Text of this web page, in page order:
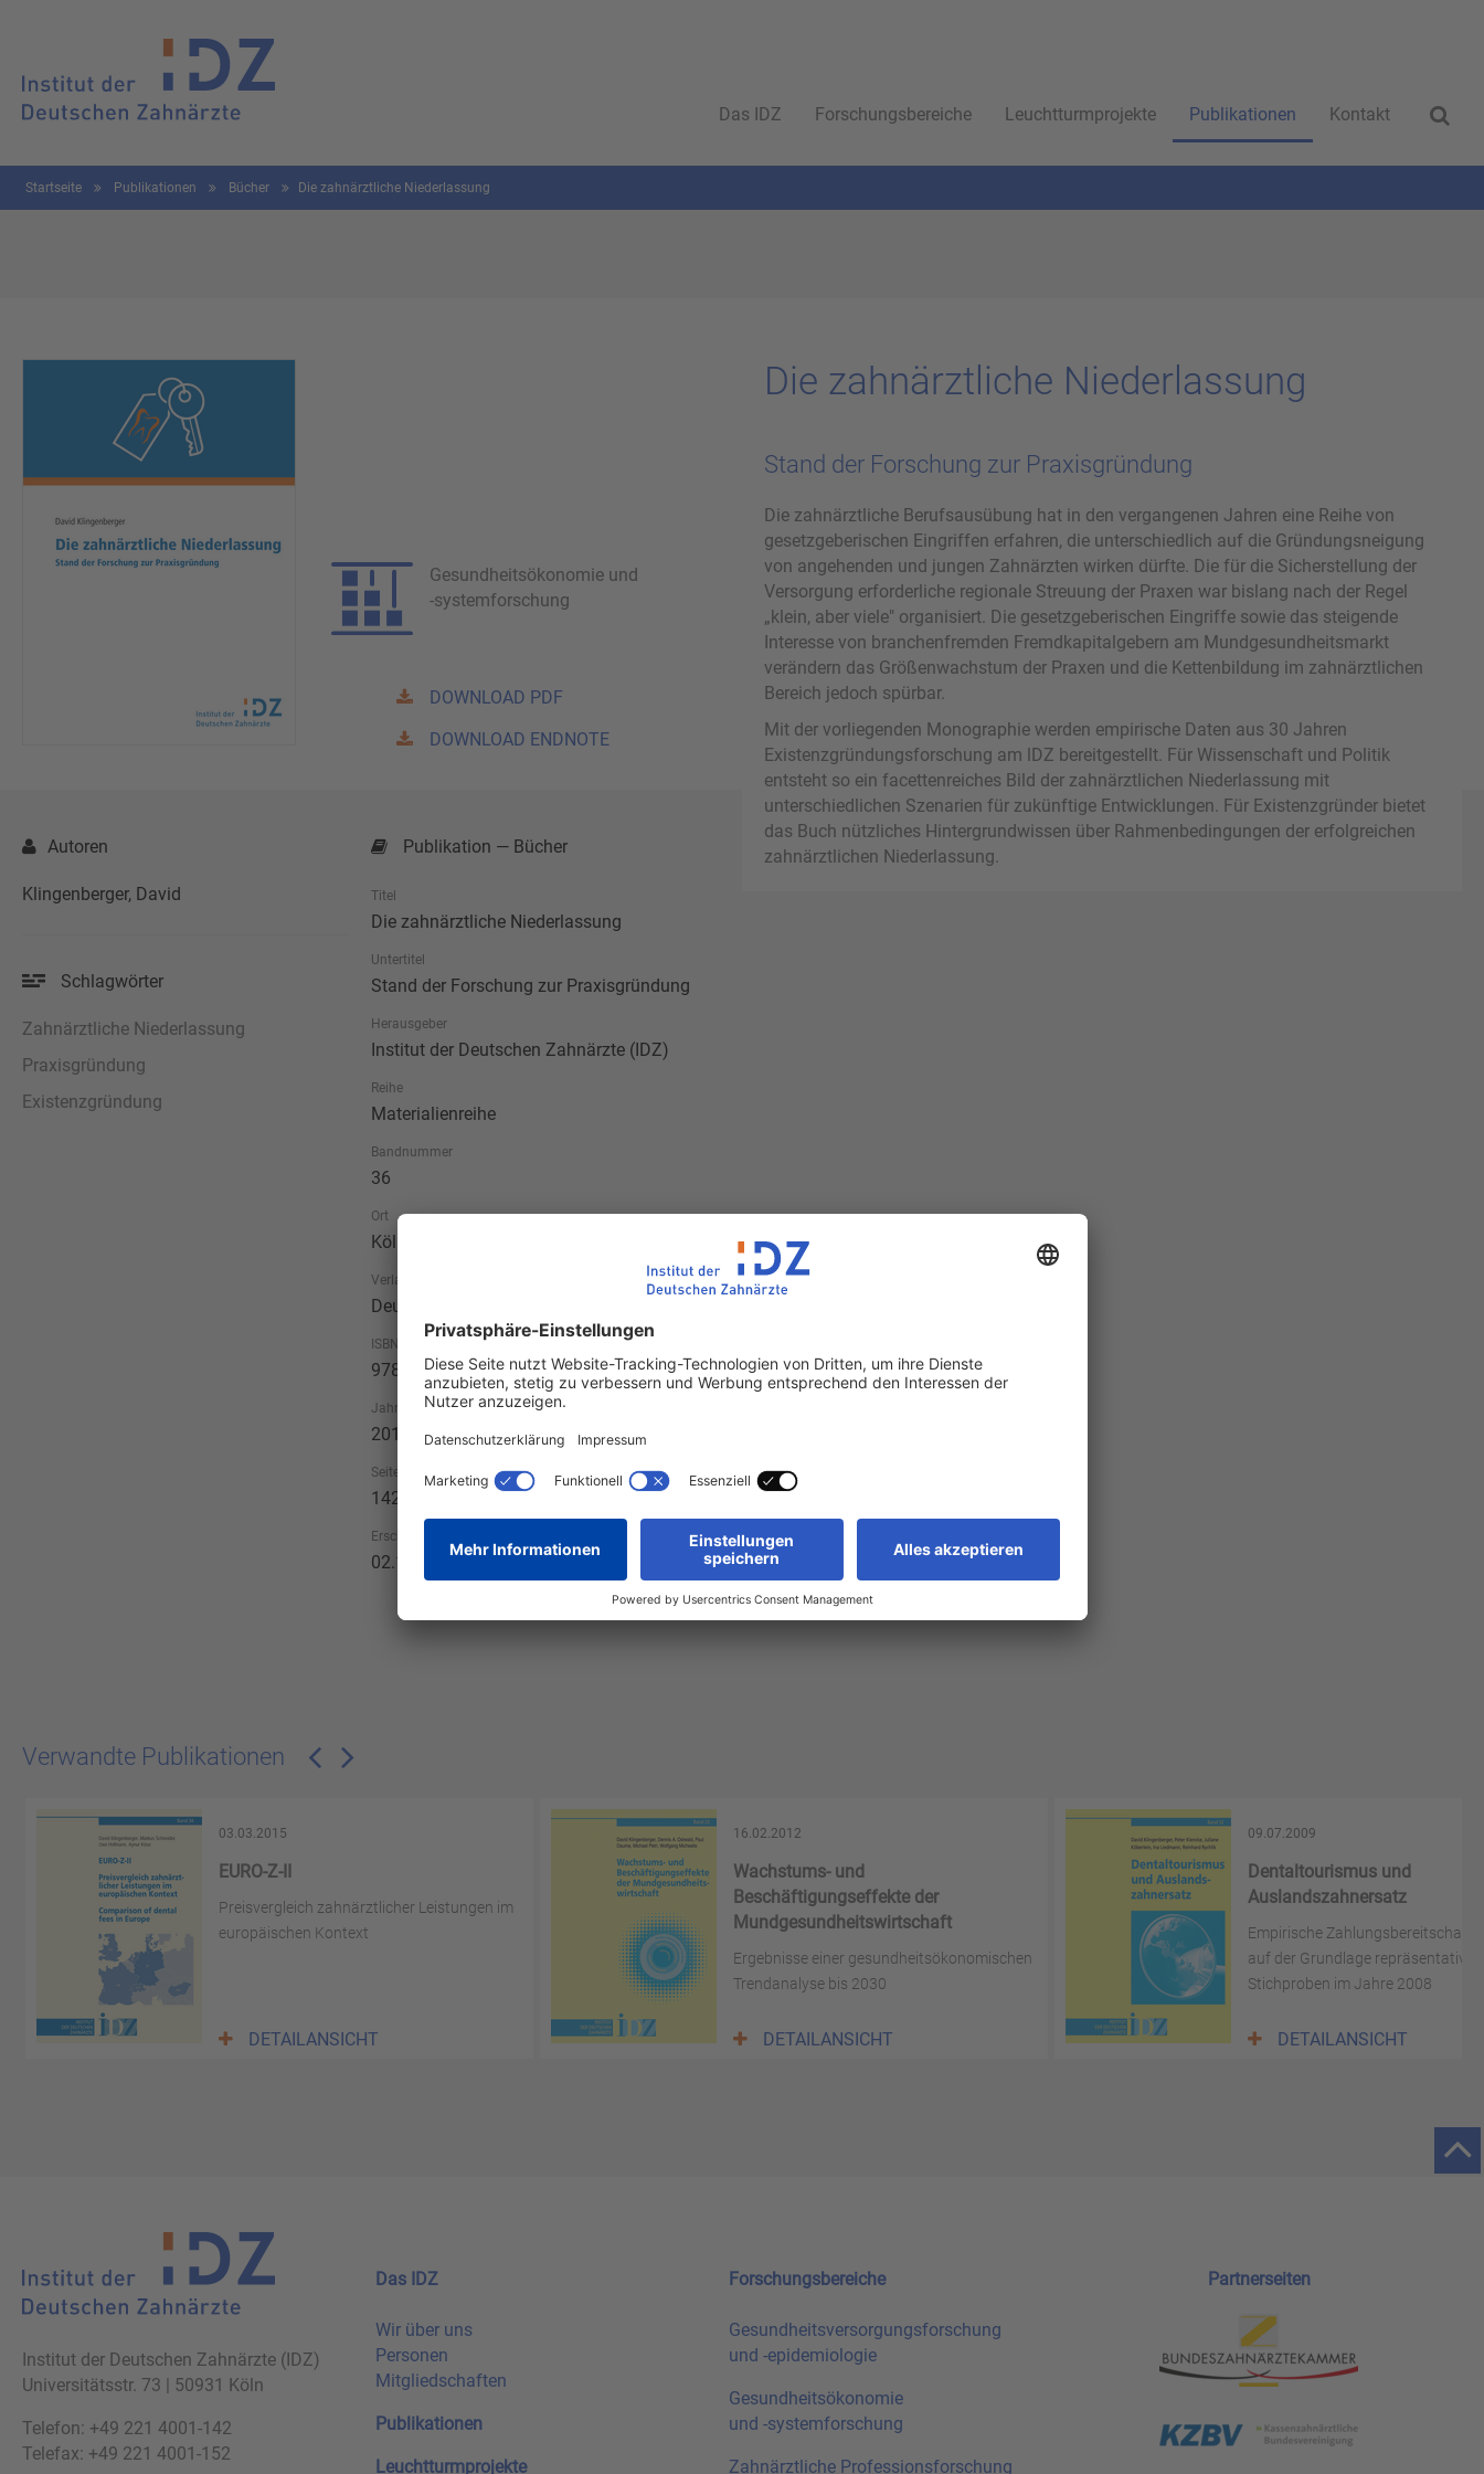
Das IDZ Forschungsbereiche Leuchtturmprojekte Publikationen Kontakt
Startseite Publikationen Bücher Die zahnärztliche Niederlassung
Gesundheitsökonomie und
-systemforschung
DOWNLOAD PDF
DOWNLOAD ENDNOTE
Autoren
Klingenberger, David
Schlagwörter
Zahnärztliche Niederlassung
Praxisgründung
Existenzgründung
Publikation — Bücher
Titel
Die zahnärztliche Niederlassung
Untertitel
Stand der Forschung zur Praxisgründung
Herausgeber
Institut der Deutschen Zahnärzte (IDZ)
Reihe
Materialienreihe
Bandnummer
36
Ort
Köln
Verlag
Deutscher Zahnärzte Verlag DÄV
ISBN
978-3-7691-0408-0
Jahr
2018
Seitenzahl
142
Erscheinungsdatum
02.11.2018
Die zahn­ärzt­li­che Nie­der­las­sung
Stand der Forschung zur Praxisgründung
Die zahnärztliche Berufsausübung hat in den vergangenen Jahren eine Reihe von
gesetzgeberischen Eingriffen erfahren, die unterschiedlich auf die Gründungsneigung
von angehenden und jungen Zahnärzten wirken dürfte. Die für die Sicherstellung der
Versorgung erforderliche regionale Streuung der Praxen war bislang nach der Regel
„klein, aber viele" organisiert. Die gesetzgeberischen Eingriffe sowie das steigende
Interesse von branchenfremden Fremdkapitalgebern am Mundgesundheitsmarkt
verändern das Größenwachstum der Praxen und die Kettenbildung im zahnärztlichen
Bereich jedoch spürbar.
Mit der vorliegenden Monographie werden empirische Daten aus 30 Jahren
Existenzgründungsforschung am lDZ bereitgestellt. Für Wissenschaft und Politik
entsteht so ein facettenreiches Bild der zahnärztlichen Niederlassung mit
unterschiedlichen Szenarien für zukünftige Entwicklungen. Für Existenzgründer bietet
das Buch nützliches Hintergrundwissen über Rahmenbedingungen der erfolgreichen
zahnärztlichen Niederlassung.
Verwandte Publikationen
03.03.2015
EURO-Z-II
Preisvergleich zahnärztlicher Leistungen im
europäischen Kontext
DETAILANSICHT
16.02.2012
Wachstums- und
Beschäftigungseffekte der
Mundgesundheitswirtschaft
Ergebnisse einer gesundheitsökonomischen
Trendanalyse bis 2030
DETAILANSICHT
09.07.2009
Dentaltourismus und
Auslandszahnersatz
Empirische
auf der Grundlage repräsentativer
Stichproben im Jahre 2008
DETAILANSICHT
Institut der Deutschen Zahnärzte (IDZ)
Universitätsstr. 73 | 50931 Köln
Telefon: +49 221 4001-142
Telefax: +49 221 4001-152
Das IDZ
Wir über uns
Personen
Mitgliedschaften
Publikationen
Leuchtturmprojekte
Forschungsbereiche
Gesundheitsversorgungsforschung
und -epidemiologie
Gesundheitsökonomie
und -systemforschung
Zahnärztliche Professionsforschung
Partnerseiten